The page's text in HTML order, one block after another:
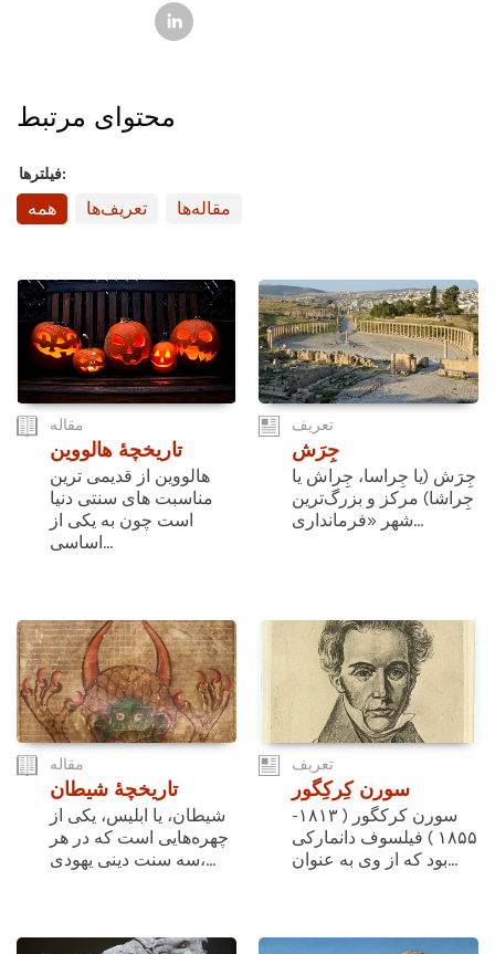
محتوای مرتبط
فیلترها:
همه تعریف‌ها مقاله‌ها
مقاله
تاریخچۀ هالووین
هالووین از قدیمی ترین
مناسبت های سنتی دنیا
است چون به یکی از
اساسی...
تعریف
جِرَش
جِرَش (یا جِراسا، جِراش یا
جِراشا) مرکز و بزرگ‌ترین
شهر «فرمانداری...
مقاله
تاریخچۀ شیطان
شیطان، یا ابلیس، یکی از
چهره‌هایی است که در هر
سه سنت دینی یهودی،...
تعریف
سورن کِرکِگور
سورن کرکگور ( ۱۸۱۳-
۱۸۵۵ ) فیلسوف دانمارکی
بود که از وی به عنوان...